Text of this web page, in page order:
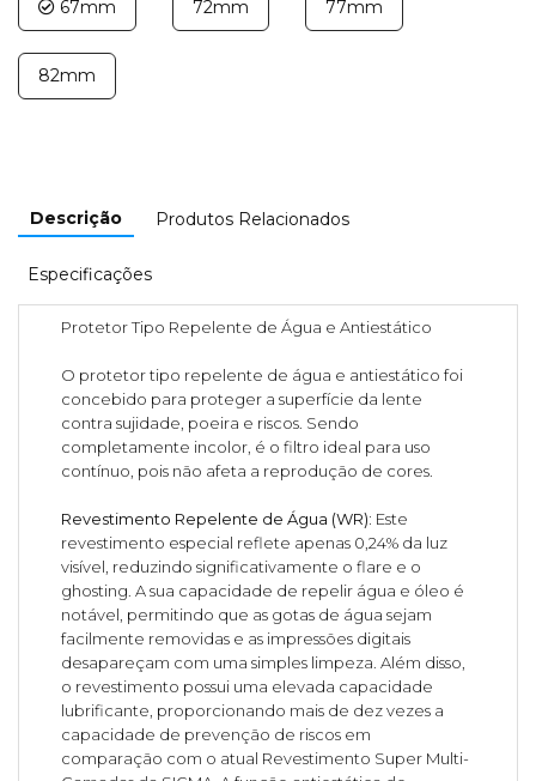
67mm 72mm 77mm
82mm
Descrição Produtos Relacionados
Especificações
Protetor Tipo Repelente de Água e Antiestático
O protetor tipo repelente de água e antiestático foi
concebido para proteger a superfície da lente
contra sujidade, poeira e riscos. Sendo
completamente incolor, é o filtro ideal para uso
contínuo, pois não afeta a reprodução de cores.
Revestimento Repelente de Água (WR): Este
revestimento especial reflete apenas 0,24% da luz
visível, reduzindo significativamente o flare e o
ghosting. A sua capacidade de repelir água e óleo é
notável, permitindo que as gotas de água sejam
facilmente removidas e as impressões digitais
desapareçam com uma simples limpeza. Além disso,
o revestimento possui uma elevada capacidade
lubrificante, proporcionando mais de dez vezes a
capacidade de prevenção de riscos em
comparação com o atual Revestimento Super Multi-